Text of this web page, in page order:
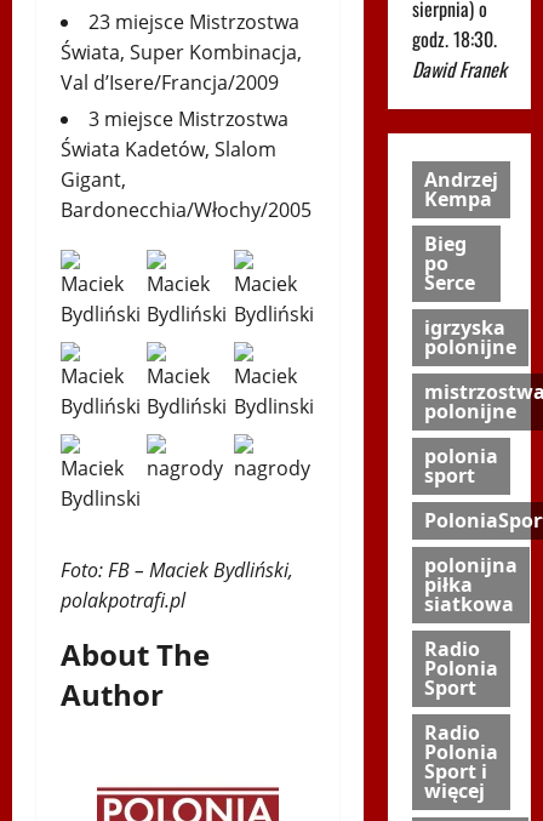
23 miejsce Mistrzostwa
Świata, Super Kombinacja,
Val d’Isere/Francja/2009
3 miejsce Mistrzostwa
Świata Kadetów, Slalom
Gigant,
Bardonecchia/Włochy/2005
Foto: FB – Maciek Bydliński,
polakpotrafi.pl
About The
Author
sierpnia) o
godz. 18:30.
Dawid Franek
Andrzej
Kempa
Bieg
po
Serce
igrzyska
polonijne
polonijne
polonia
sport
polonijna
piłka
siatkowa
Radio
Polonia
Sport
Radio
Polonia
Sport i
więcej